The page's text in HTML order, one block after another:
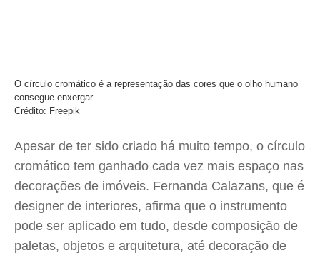
O círculo cromático é a representação das cores que o olho humano
consegue enxergar
Crédito: Freepik
Apesar de ter sido criado há muito tempo, o círculo
cromático tem ganhado cada vez mais espaço nas
decorações de imóveis. Fernanda Calazans, que é
designer de interiores, afirma que o instrumento
pode ser aplicado em tudo, desde composição de
paletas, objetos e arquitetura, até decoração de